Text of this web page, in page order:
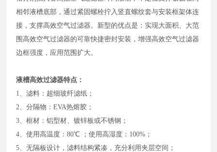
相邻液槽底部，通过紧固螺栓拧入竖直螺纹套与安装框架体连
接，支撑高效空气过滤器。新型的优点是：实现大面积、大范
围高效空气过滤器的可靠快捷密封安装，增强高效空气过滤器
边框强度，应用范围扩大。
液槽高效过滤器特点：
1、滤料：超细玻纤滤纸；
2、分隔物：EVA热熔胶；
3、框材：铝型材、镀锌板或不锈钢；
4、使用高温度：80℃ ；使用高湿度：100%；
5、无隔板设计，滤料结构紧凑，充分利用夹层空间；